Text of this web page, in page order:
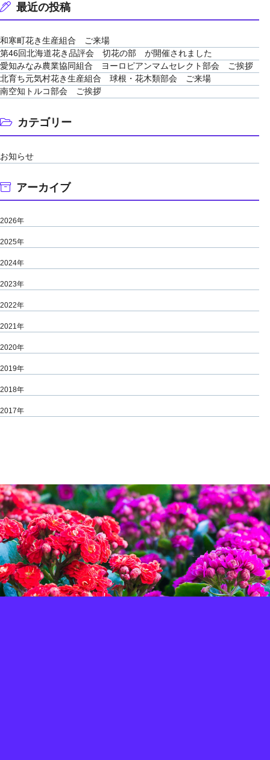
最近の投稿
和寒町花き生産組合 ご来場
第46回北海道花き品評会 切花の部 が開催されました
愛知みなみ農業協同組合 ヨーロピアンマムセレクト部会 ご挨拶
北育ち元気村花き生産組合 球根・花木類部会 ご来場
南空知トルコ部会 ご挨拶
カテゴリー
お知らせ
アーカイブ
2026年
2025年
2024年
2023年
2022年
2021年
2020年
2019年
2018年
2017年